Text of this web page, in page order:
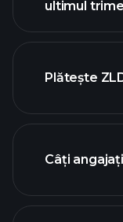
câștigurile
ultimul
Plătește
acțiuni cu
Câți